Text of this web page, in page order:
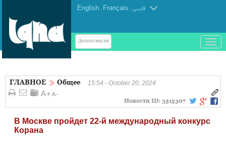
English . Français . فارسی
Десктоп-версия
باز
و
کردن
ГЛАВНОЕ Общее 15:54 - October 20, 2024
Новости ID: 3515307
В Москве пройдет 22-й международный конкурс
Корана